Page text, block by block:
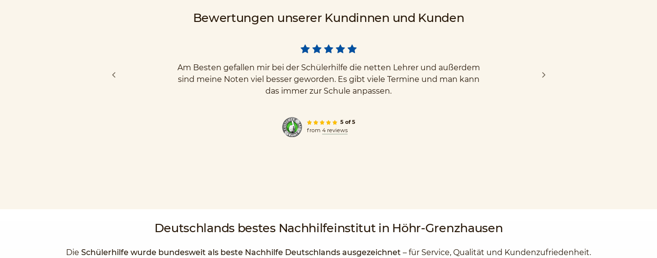
Bewertungen unserer Kundinnen und Kunden
Am Besten gefallen mir bei der Schülerhilfe die netten Lehrer und außerdem
sind meine Noten viel besser geworden. Es gibt viele Termine und man kann
das immer zur Schule anpassen.
5 of 5
from 4 reviews
Deutschlands bestes Nachhilfeinstitutin Höhr-Grenzhausen
Die Schülerhilfe wurde bundesweit als beste Nachhilfe Deutschlands ausgezeichnet – für Service, Qualität und Kundenzufriedenheit.